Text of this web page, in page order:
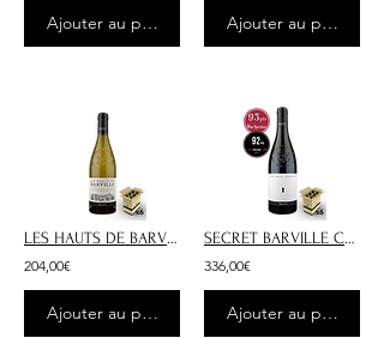
Ajouter au panier Ajouter au panier
LES HAUTS DE BARVILLE Châteauneuf-du-Pape Blanc 2024 - 6x75cl
204,00€
Ajouter au panier
SECRET BARVILLE Châteauneuf-du-Pape Rouge 2023 - 6x75cl
336,00€
Ajouter au panier